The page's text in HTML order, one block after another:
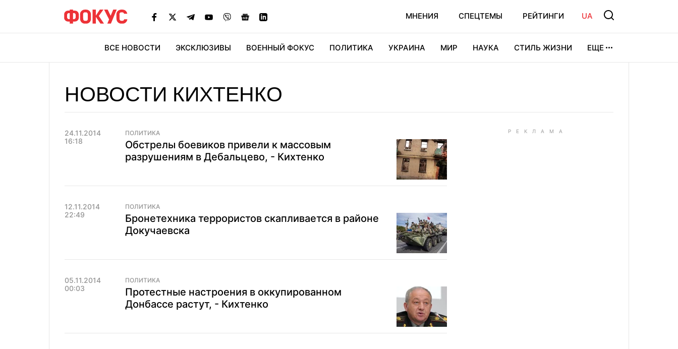
МНЕНИЯ СПЕЦТЕМЫ РЕЙТИНГИ UA
ВСЕ НОВОСТИ ЭКСКЛЮЗИВЫ ВОЕННЫЙ ФОКУС ПОЛИТИКА УКРАИНА МИР НАУКА СТИЛЬ ЖИЗНИ ЕЩЕ
НОВОСТИ КИХТЕНКО
24.11.2014
16:18
ПОЛИТИКА
Обстрелы боевиков привели к массовым
разрушениям в Дебальцево, - Кихтенко
12.11.2014
22:49
ПОЛИТИКА
Бронетехника террористов скапливается в районе
Докучаевска
05.11.2014
00:03
ПОЛИТИКА
Протестные настроения в оккупированном
Донбассе растут, - Кихтенко